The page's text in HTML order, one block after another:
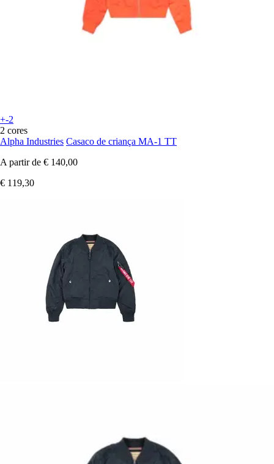
+-2
2 cores
Alpha Industries Casaco de criança MA-1 TT
A partir de € 140,00
€ 119,30